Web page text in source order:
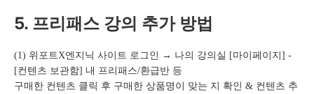
5. 프리패스 강의 추가 방법
(1) 위포트X엔지닉 사이트 로그인 → 나의 강의실 [마이페이지] -
[컨텐츠 보관함] 내 프리패스/환급반 등
구매한 컨텐츠 클릭 후 구매한 상품명이 맞는 지 확인 & 컨텐츠 추